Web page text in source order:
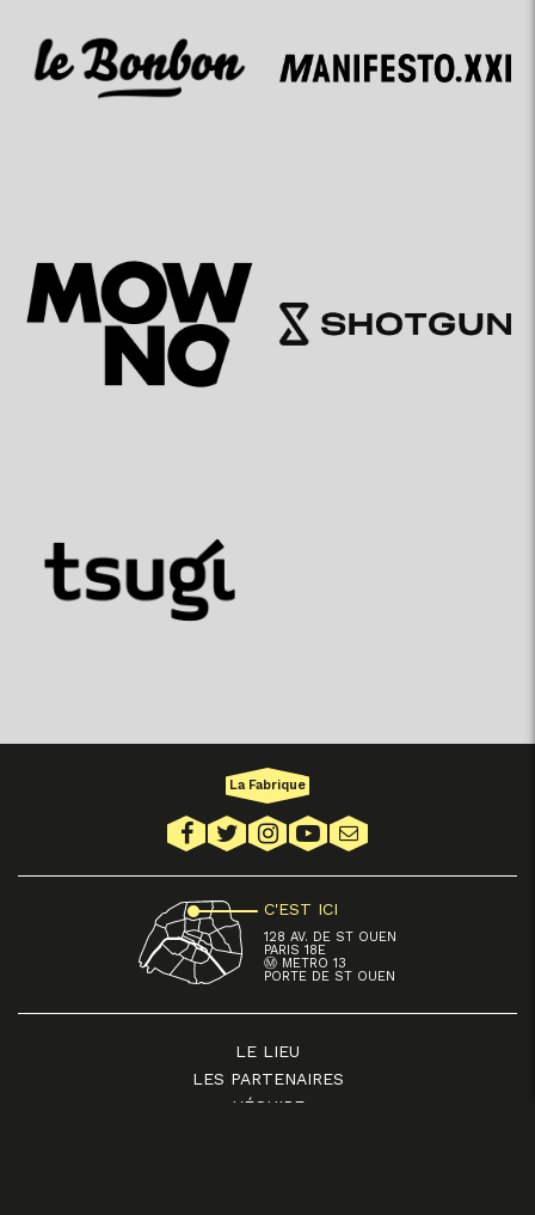
La Fabrique
C'EST ICI
128 AV. DE ST OUEN
PARIS 18E
Ⓜ METRO 13
PORTE DE ST OUEN
LE LIEU
LES PARTENAIRES
L'ÉQUIPE